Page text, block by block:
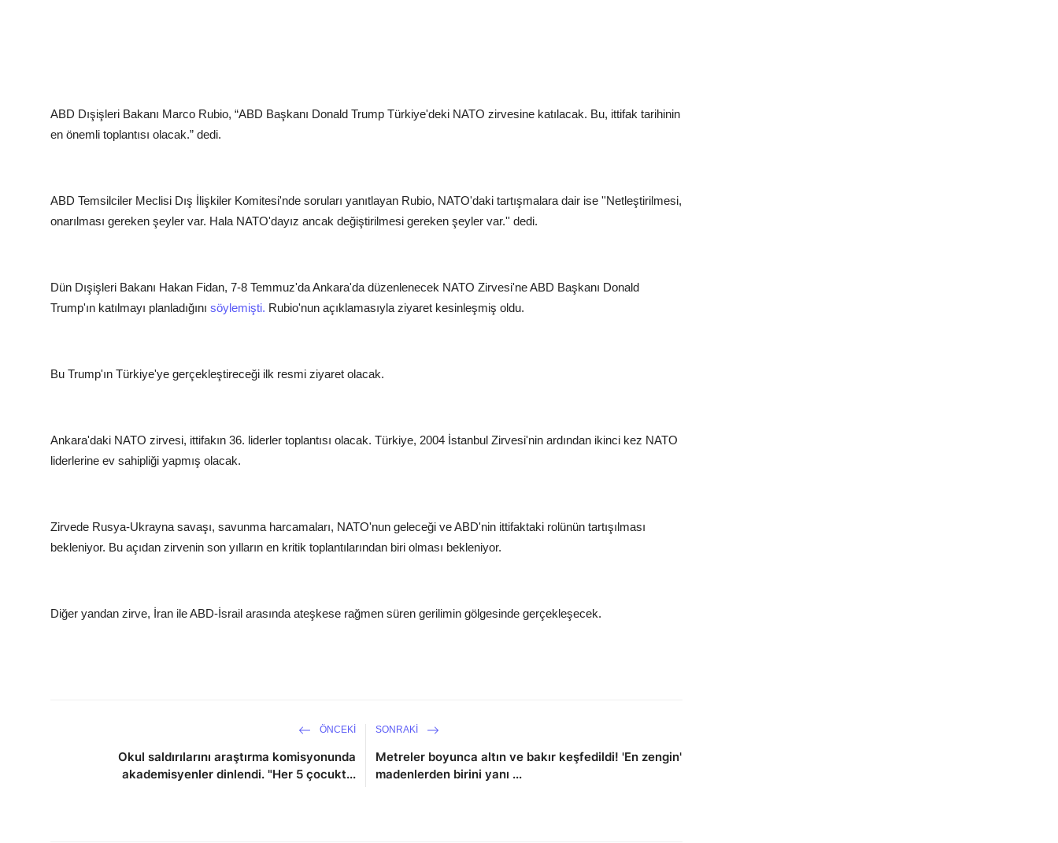
ABD Dışişleri Bakanı Marco Rubio, “ABD Başkanı Donald Trump Türkiye'deki NATO zirvesine katılacak. Bu, ittifak tarihinin
en önemli toplantısı olacak.” dedi.
ABD Temsilciler Meclisi Dış İlişkiler Komitesi'nde soruları yanıtlayan Rubio, NATO'daki tartışmalara dair ise ''Netleştirilmesi,
onarılması gereken şeyler var. Hala NATO'dayız ancak değiştirilmesi gereken şeyler var.'' dedi.
Dün Dışişleri Bakanı Hakan Fidan, 7-8 Temmuz'da Ankara'da düzenlenecek NATO Zirvesi'ne ABD Başkanı Donald
Trump'ın katılmayı planladığını söylemişti. Rubio'nun açıklamasıyla ziyaret kesinleşmiş oldu.
Bu Trump'ın Türkiye'ye gerçekleştireceği ilk resmi ziyaret olacak.
Ankara'daki NATO zirvesi, ittifakın 36. liderler toplantısı olacak. Türkiye, 2004 İstanbul Zirvesi'nin ardından ikinci kez NATO
liderlerine ev sahipliği yapmış olacak.
Zirvede Rusya-Ukrayna savaşı, savunma harcamaları, NATO'nun geleceği ve ABD'nin ittifaktaki rolünün tartışılması
bekleniyor. Bu açıdan zirvenin son yılların en kritik toplantılarından biri olması bekleniyor.
Diğer yandan zirve, İran ile ABD-İsrail arasında ateşkese rağmen süren gerilimin gölgesinde gerçekleşecek.
ÖNCEKI
Okul saldırılarını araştırma komisyonunda
akademisyenler dinlendi. "Her 5 çocukt...
SONRAKI
Metreler boyunca altın ve bakır keşfedildi! 'En zengin'
madenlerden birini yanı ...